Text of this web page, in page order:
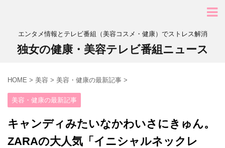
エンタメ情報とテレビ番組（美容コスメ・健康）でストレス解消
独女の健康・美容テレビ番組ニュース
HOME > 美容 > 美容・健康の最新記事 >
美容・健康の最新記事
キャンディみたいなかわいさにきゅん。
ZARAの大人気「イニシャルネックレ